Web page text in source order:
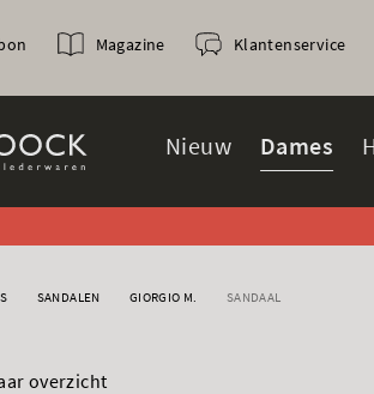
Nieuw Dames
Magazine Klantenservice
SANDALEN GIORGIO M. SANDAAL
overzicht